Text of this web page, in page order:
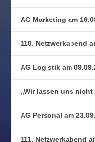
AG Marketing am
110. Netzwerkabend
AG Logistik am
„Wir lassen uns nicht
AG Personal am
111. Netzwerkabend